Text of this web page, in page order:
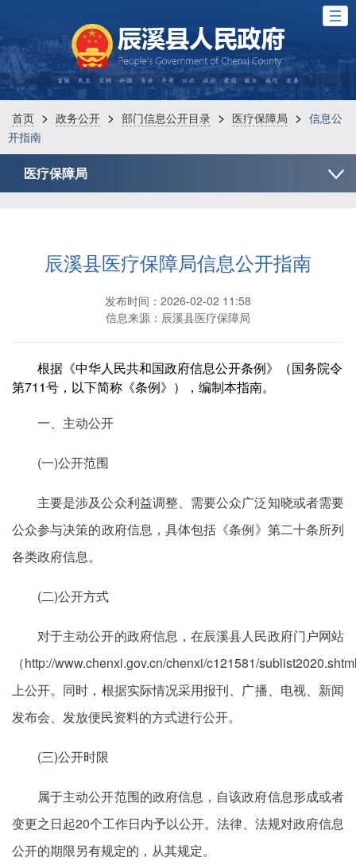
首页 > 政务公开 > 部门信息公开目录 > 医疗保障局 > 信息公
开指南
医疗保障局
辰溪县医疗保障局信息公开指南
发布时间：2026-02-02 11:58
信息来源：辰溪县医疗保障局
根据《中华人民共和国政府信息公开条例》（国务院令
第711号，以下简称《条例》），编制本指南。
一、主动公开
(一)公开范围
主要是涉及公众利益调整、需要公众广泛知晓或者需要
公众参与决策的政府信息，具体包括《条例》第二十条所列
各类政府信息。
(二)公开方式
对于主动公开的政府信息，在辰溪县人民政府门户网站
（http://www.chenxi.gov.cn/chenxi/c121581/
上公开。同时，根据实际情况采用报刊、广播、电视、新闻
发布会、发放便民资料的方式进行公开。
(三)公开时限
属于主动公开范围的政府信息，自该政府信息形成或者
变更之日起20个工作日内予以公开。法律、法规对政府信息
公开的期限另有规定的，从其规定。